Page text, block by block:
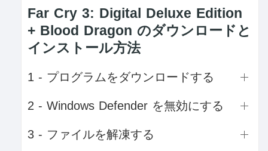
Far Cry 3: Digital Deluxe Edition
+ Blood Dragon のダウンロードと
インストール方法
1 - プログラムをダウンロードする
2 - Windows Defender を無効にする
3 - ファイルを解凍する